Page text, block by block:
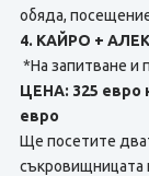
обяда,
4. КАЙРО +
*На запитване и
ЦЕНА: 325 евро
евро
Ще посетите
съкровищницата